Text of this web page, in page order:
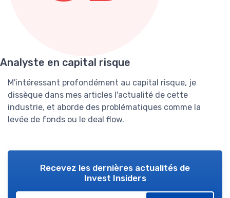
Analyste en capital risque
M'intéressant profondément au capital risque, je
dissèque dans mes articles l'actualité de cette
industrie, et aborde des problématiques comme la
levée de fonds ou le deal flow.
Recevez les dernières actualités de
Invest Insiders